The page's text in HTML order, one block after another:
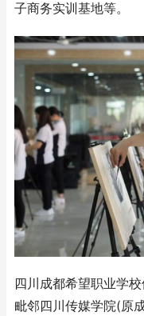
子商务实训基地等。
四川成都希望职业学
毗邻四川传媒学院(原